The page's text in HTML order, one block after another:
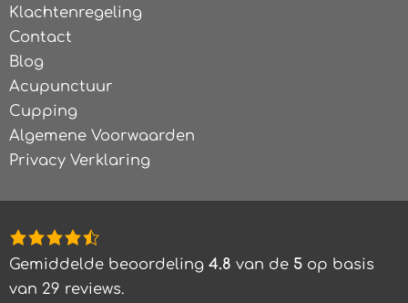
Klachtenregeling
Contact
Blog
Acupunctuur
Cupping
Algemene Voorwaarden
Privacy Verklaring
4,8
rating
based
Gemiddelde beoordeling 4.8 van de 5 op basis
van 29 reviews.